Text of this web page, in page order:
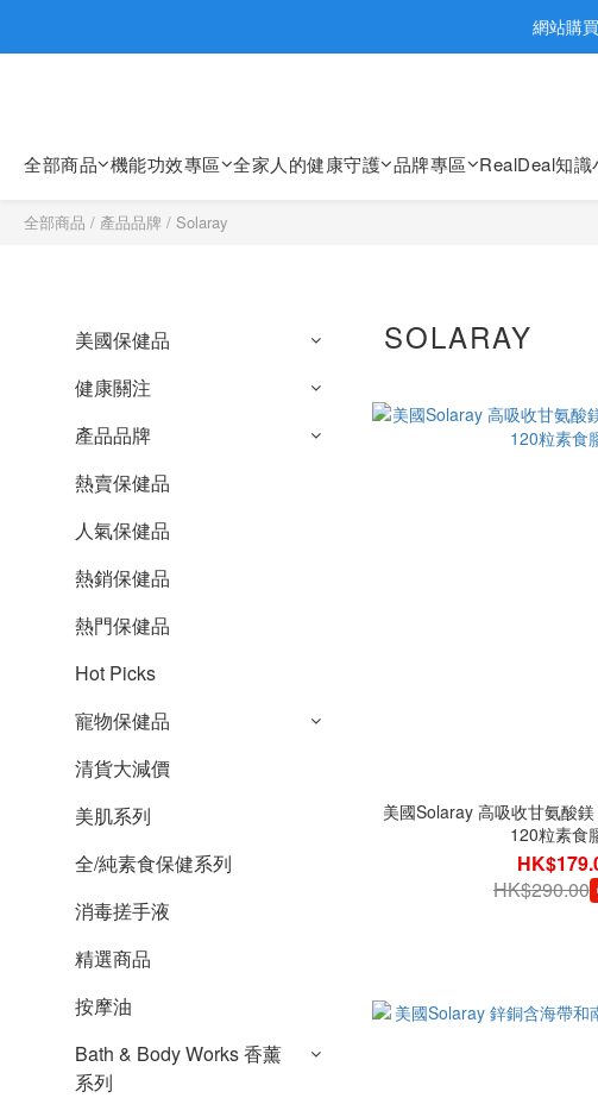
歡迎親臨旺角
網站購
歡迎親臨旺角
全部商品 機能功效專區 全家人的健康守護 品牌專區 RealDeal知識
全部商品 / 產品品牌 / Solaray
美國保健品
健康關注
產品品牌
熱賣保健品
人氣保健品
熱銷保健品
熱門保健品
Hot Picks
寵物保健品
清貨大減價
美肌系列
全/純素食保健系列
消毒搓手液
精選商品
按摩油
Bath & Body Works 香薰
系列
SOLARAY
美國Solaray 高吸收甘氨酸
120粒素食
HK$290.00